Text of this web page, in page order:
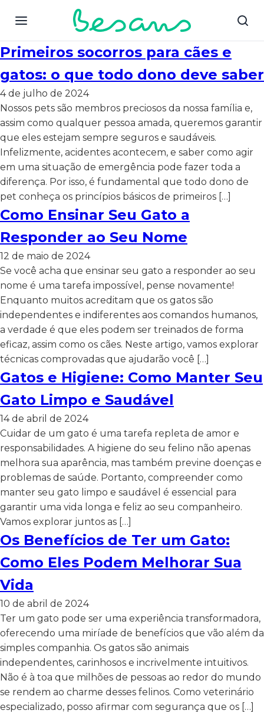
Primeiros socorros para cães e
gatos: o que todo dono deve saber
4 de julho de 2024
Nossos pets são membros preciosos da nossa família e,
assim como qualquer pessoa amada, queremos garantir
que eles estejam sempre seguros e saudáveis.
Infelizmente, acidentes acontecem, e saber como agir
em uma situação de emergência pode fazer toda a
diferença. Por isso, é fundamental que todo dono de
pet conheça os princípios básicos de primeiros […]
Como Ensinar Seu Gato a
Responder ao Seu Nome
12 de maio de 2024
Se você acha que ensinar seu gato a responder ao seu
nome é uma tarefa impossível, pense novamente!
Enquanto muitos acreditam que os gatos são
independentes e indiferentes aos comandos humanos,
a verdade é que eles podem ser treinados de forma
eficaz, assim como os cães. Neste artigo, vamos explorar
técnicas comprovadas que ajudarão você […]
Gatos e Higiene: Como Manter Seu
Gato Limpo e Saudável
14 de abril de 2024
Cuidar de um gato é uma tarefa repleta de amor e
responsabilidades. A higiene do seu felino não apenas
melhora sua aparência, mas também previne doenças e
problemas de saúde. Portanto, compreender como
manter seu gato limpo e saudável é essencial para
garantir uma vida longa e feliz ao seu companheiro.
Vamos explorar juntos as […]
Os Benefícios de Ter um Gato:
Como Eles Podem Melhorar Sua
Vida
10 de abril de 2024
Ter um gato pode ser uma experiência transformadora,
oferecendo uma miríade de benefícios que vão além da
simples companhia. Os gatos são animais
independentes, carinhosos e incrivelmente intuitivos.
Não é à toa que milhões de pessoas ao redor do mundo
se rendem ao charme desses felinos. Como veterinário
especializado, posso afirmar com segurança que os […]